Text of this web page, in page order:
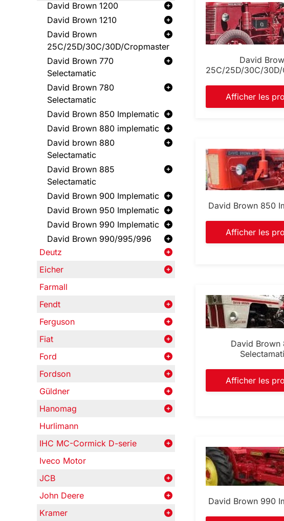
David Brown 1200
David Brown 1210
David Brown
25C/25D/30C/30D/Cropmaster
David Brown 770
Selectamatic
David Brown 780
Selectamatic
David Brown 850 Implematic
David Brown 880 implematic
David brown 880
Selectamatic
David Brown 885
Selectamatic
David Brown 900 Implematic
David Brown 950 Implematic
David Brown 990 Implematic
David Brown 990/995/996
Deutz
Eicher
Farmall
Fendt
Ferguson
Fiat
Ford
Fordson
Güldner
Hanomag
Hurlimann
IHC MC-Cormick D-serie
Iveco Motor
JCB
John Deere
Kramer
David
25C/25D/30C/
Afficher les
David Brown 850
Afficher les
David Brown
Afficher les
David Brown 990